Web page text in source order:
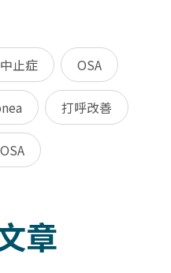
止症 OSA
打呼改善
章